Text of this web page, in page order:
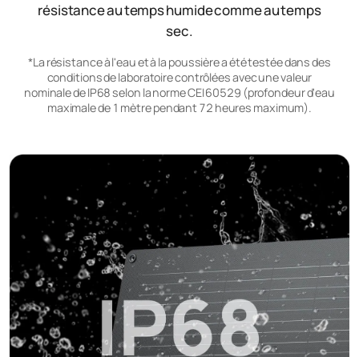
résistance au temps humide comme au temps
sec.
*La résistance à l'eau et à la poussière a été testée dans des
conditions de laboratoire contrôlées avec une valeur
nominale de IP68 selon la norme CEI 60529 (profondeur d'eau
maximale de 1 mètre pendant 72 heures maximum).